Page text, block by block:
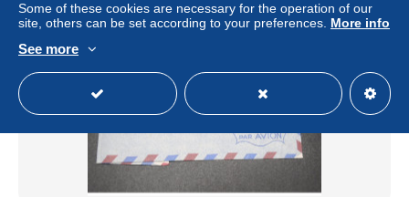
Some of these cookies are necessary for the operation of our
site, others can be set according to your preferences. More info
See more